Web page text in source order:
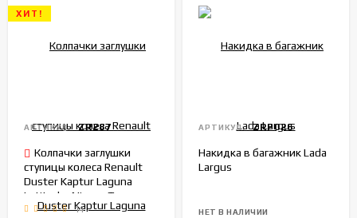
ХИТ!
АРТИКУЛ: ZR287
Колпачки заглушки
ступицы колеса Renault
Duster Kaptur Laguna
Latitude, Nissan Terrano,
Haval Jolion, 57-60мм,
14
АРТИКУЛ: ZRP026
Накидка в багажник Lada
Largus
НЕТ В НАЛИЧИИ